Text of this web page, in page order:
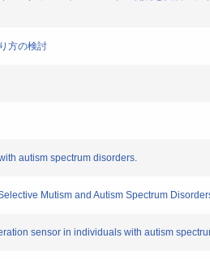
方の検討
autism spectrum disorders.
Mutism and Autism Spectrum
sensor in individuals with autism